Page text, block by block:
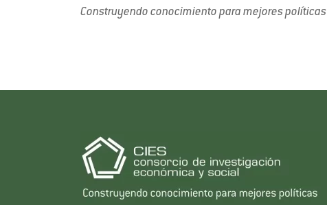
Construyendo conocimiento para mejores políticas